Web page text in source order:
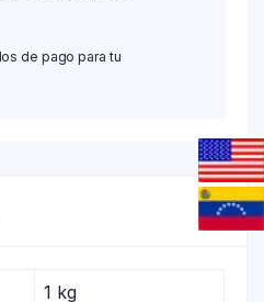
de pago para tu
1 kg